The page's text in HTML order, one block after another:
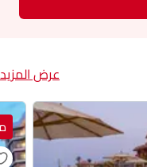
عرض المزيد